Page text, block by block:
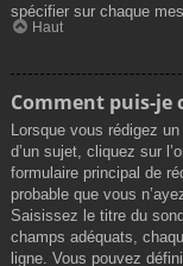
spécifier sur chaque
Haut
Comment puis-je
Lorsque vous rédigez
d’un sujet, cliquez sur
formulaire principal de
probable que vous
Saisissez le titre du
champs adéquats,
ligne. Vous pouvez